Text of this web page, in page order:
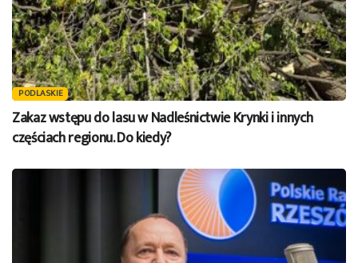
PODLASKIE
Zakaz wstępu do lasu w Nadleśnictwie Krynki i innych
częściach regionu. Do kiedy?